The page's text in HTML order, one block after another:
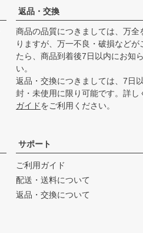
返品・交換
商品の品質につきましては、万全
りますが、万一不良・破損などが
たら、商品到着後7日以内にお知
い。
返品・交換につきましては、7日
封・未使用に限り可能です。詳し
ガイドをご利用ください。
サポート
ご利用ガイド
配送・送料について
返品・交換について